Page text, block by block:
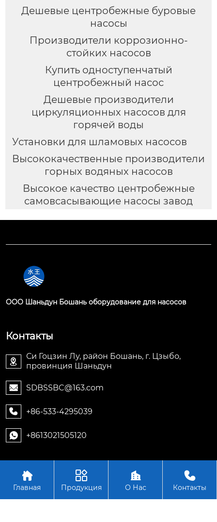
Дешевые центробежные буровые
насосы
Производители коррозионно-
стойких насосов
Купить одноступенчатый
центробежный насос
Дешевые производители
циркуляционных насосов для
горячей воды
Установки для шламовых насосов
Высококачественные производители
горных водяных насосов
Высокое качество центробежные
самовсасывающие насосы завод
OOO Шаньдун Бошань оборудование для насосов
Контакты

Си Гоцзин Лу, район Бошань, г. Цзыбо,
провинция Шаньдун
 SDBSSBC@163.com
 +86-533-4295039
 +8613021505120
Авторское право © OOO Шаньдун Бошань
оборудование для насосов

Главная

Продукция

О Нас

Контакты